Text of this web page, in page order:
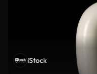
iStock